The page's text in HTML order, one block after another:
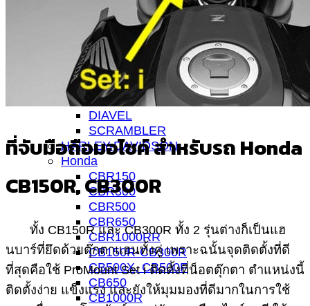
R1200GS
S1000XR
S1000RR
S1000R
Ducati
MONSTER
PANIGALE
DIAVEL
SCRAMBLER
HARLEY-DAVIDSON
Honda
CBR150
CBR300
CBR500
CBR650
CBR1000RR
CB150R-CB300R
CB500X, CB500F
CB650
CB1000R
ที่จับมือถือมอไซค์สำหรับรถ Honda
CB150R, CB300R
ทั้ง CB150R และ CB300R ทั้ง 2 รุ่นต่างก็เป็นแฮ
นบาร์ที่ยึดด้วยตุ๊กตาแฮนทั้งคู่ เพราะฉนั้นจุดติดตั้งที่ดี
ที่สุดคือใช้ ProMount Set i ติดตั้งที่น็อตตุ๊กตา ตำแหน่งนี้
ติดตั้งง่าย แข็งแรง และยังให้มุมมองที่ดีมากในการใช้